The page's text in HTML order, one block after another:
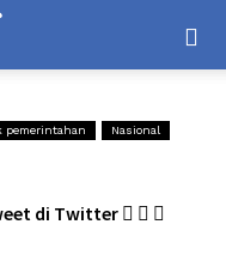
pemerintahan Nasional
di Twitter